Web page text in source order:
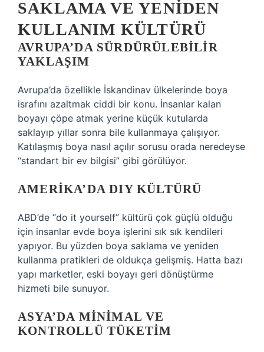
SAKLAMA VE YENIDEN
KULLANIM KÜLTÜRÜ
AVRUPA’DA SÜRDÜRÜLEBILIR
YAKLAŞIM
Avrupa’da özellikle İskandinav ülkelerinde boya
israfını azaltmak ciddi bir konu. İnsanlar kalan
boyayı çöpe atmak yerine küçük kutularda
saklayıp yıllar sonra bile kullanmaya çalışıyor.
Katılaşmış boya nasıl açılır sorusu orada neredeyse
“standart bir ev bilgisi” gibi görülüyor.
AMERIKA’DA DIY KÜLTÜRÜ
ABD’de “do it yourself” kültürü çok güçlü olduğu
için insanlar evde boya işlerini sık sık kendileri
yapıyor. Bu yüzden boya saklama ve yeniden
kullanma pratikleri de oldukça gelişmiş. Hatta bazı
yapı marketler, eski boyayı geri dönüştürme
hizmeti bile sunuyor.
ASYA’DA MINIMAL VE
KONTROLLÜ TÜKETIM